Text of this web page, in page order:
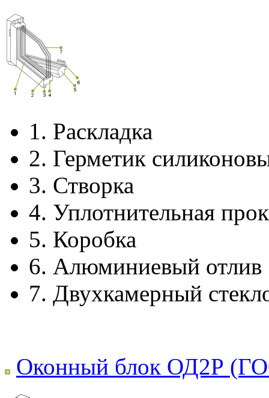
1. Раскладка
2. Герметик
3. Створка
4. Уплотнительная
5. Коробка
6. Алюминиевый отлив
7. Двухкамерный
Оконный блок ОД2Р